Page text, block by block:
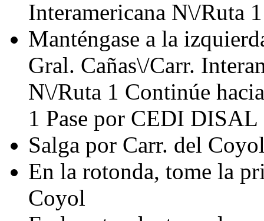
Interamericana N\/Ruta 1
Manténgase a la
Gral. Cañas\/Carr.
N\/Ruta 1 Continúe
1 Pase por CEDI DISAL
Salga por Carr. del
En la rotonda, tome la
Coyol